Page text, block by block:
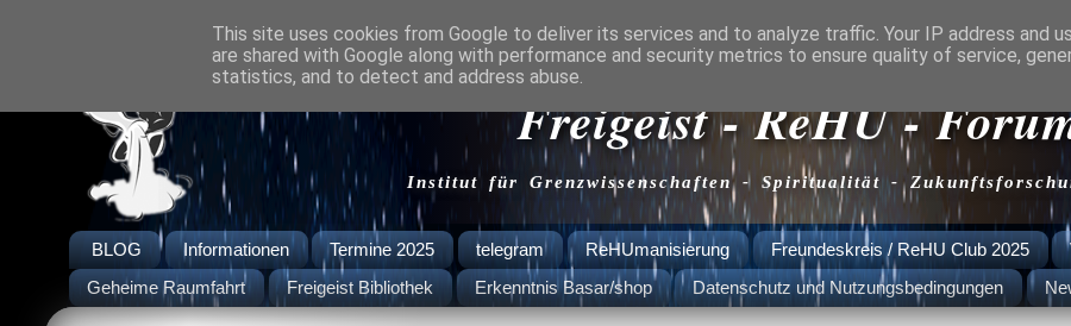
Freigeist - ReHU -
Institut für Grenzwissenschaften - Spiritualität -
BLOG Informationen Termine 2025 telegram ReHUmanisierung Freundeskreis / ReHU Club 2025
Geheime Raumfahrt
Freigeist Bibliothek Erkenntnis Basar/shop Datenschutz und Nutzungsbedingungen
This site uses cookies from Google to deliver its services and to analyze traffic. Your IP address and
are shared with Google along with performance and security metrics to ensure quality of service,
statistics, and to detect and address abuse.